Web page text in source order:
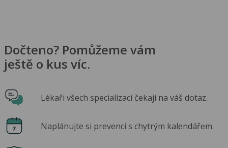
Dočteno? Pomůžeme vám
ještě o kus víc.
Lékaři všech specializací čekají na váš dotaz.
Naplánujte si prevenci s chytrým kalendářem.